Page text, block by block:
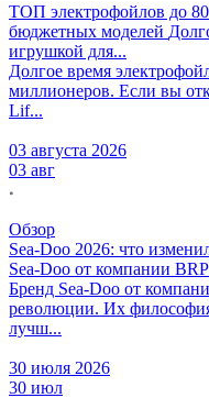
ТОП электрофойлов до
бюджетных моделей
игрушкой для...
Долгое время
миллионеров. Если вы
Lif...
03 августа 2026
03 авг
Обзор
Sea-Doo 2026: что
Sea-Doo от компании
Бренд Sea-Doo от
революции. Их
лучш...
30 июля 2026
30 июл